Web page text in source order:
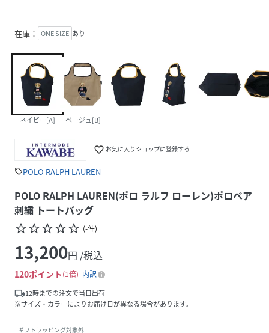
在庫： ONE SIZE あり
ネイビー[A] ベージュ[B]
favorite_border お気に入りショップに登録する
sellPOLO RALPH LAUREN
POLO RALPH LAUREN(ポロ ラルフ ローレン)ポロベア
刺繍 トートバッグ
star_borderstar_borderstar_borderstar_borderstar_border (-件)
13,200円 /税込
120ポイント 1倍
内訳
local_shipping12時までの注文で当日出荷
※サイズ・カラーによりお届け日が異なる場合があります。
ギフトラッピング対象外